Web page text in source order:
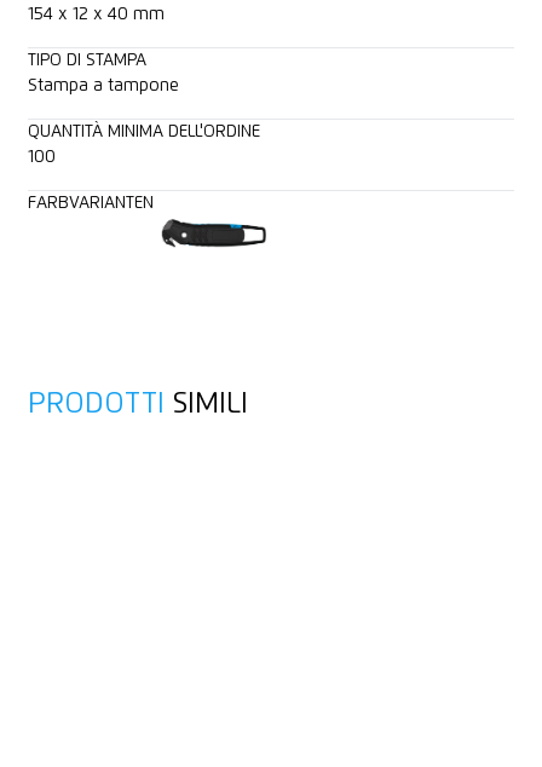
154 x 12 x 40 mm
TIPO DI STAMPA
Stampa a tampone
QUANTITÀ MINIMA DELL'ORDINE
100
FARBVARIANTEN
PRODOTTI SIMILI